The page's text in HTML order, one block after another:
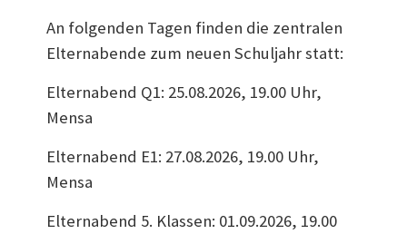
An folgenden Tagen finden die zentralen
Elternabende zum neuen Schuljahr statt:
Elternabend Q1: 25.08.2026, 19.00 Uhr,
Mensa
Elternabend E1: 27.08.2026, 19.00 Uhr,
Mensa
Elternabend 5. Klassen: 01.09.2026, 19.00